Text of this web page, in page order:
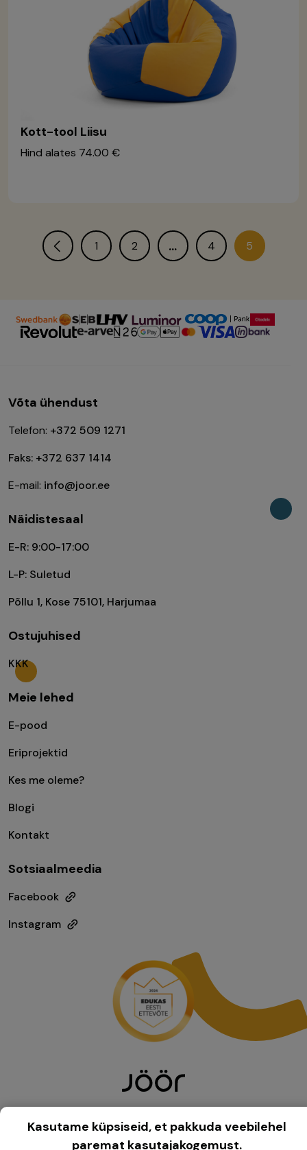
Kott-tool Liisu
Hind alates 74.00 €
1 2 … 4 5
Võta ühendust
Telefon: +372 509 1271
Faks: +372 637 1414
E-mail: info@joor.ee
Näidistesaal
E-R: 9:00-17:00
L-P: Suletud
Põllu 1, Kose 75101, Harjumaa
Ostujuhised
KKK
Meie lehed
E-pood
Eriprojektid
Kes me oleme?
Blogi
Kontakt
Sotsiaalmeedia
Facebook
Instagram
Müügitingimused
Privaatsuspoliitika
Kasutame küpsiseid, et pakkuda veebilehel
paremat kasutajakogemust.